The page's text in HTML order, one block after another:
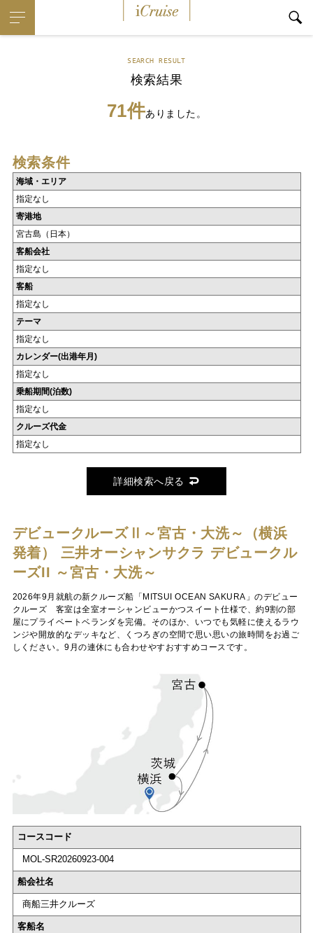
SEARCH RESULT
検索結果
71件ありました。
検索条件
海域・エリア
指定なし
寄港地
宮古島（日本）
客船会社
指定なし
客船
指定なし
テーマ
指定なし
カレンダー(出港年月)
指定なし
乗船期間(泊数)
指定なし
クルーズ代金
指定なし
詳細検索へ戻る
デビュークルーズⅡ～宮古・大洗～（横浜
発着） 三井オーシャンサクラ デビュークル
ーズII ～宮古・大洗～
2026年9月就航の新クルーズ船「MITSUI OCEAN SAKURA」のデビュー
クルーズ 客室は全室オーシャンビューかつスイート仕様で、約9割の部
屋にプライベートベランダを完備。そのほか、いつでも気軽に使えるラウ
ンジや開放的なデッキなど、くつろぎの空間で思い思いの旅時間をお過ご
しください。9月の連休にも合わせやすおすすめコースです。
コースコード
MOL-SR20260923-004
船会社名
商船三井クルーズ
客船名